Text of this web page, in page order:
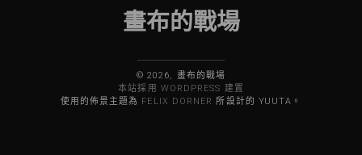
畫布的戰場
© 2026, 畫布的戰場
本站採用 WORDPRESS 建置
使用的佈景主題為 FELIX DORNER 所設計的 YUUTA。